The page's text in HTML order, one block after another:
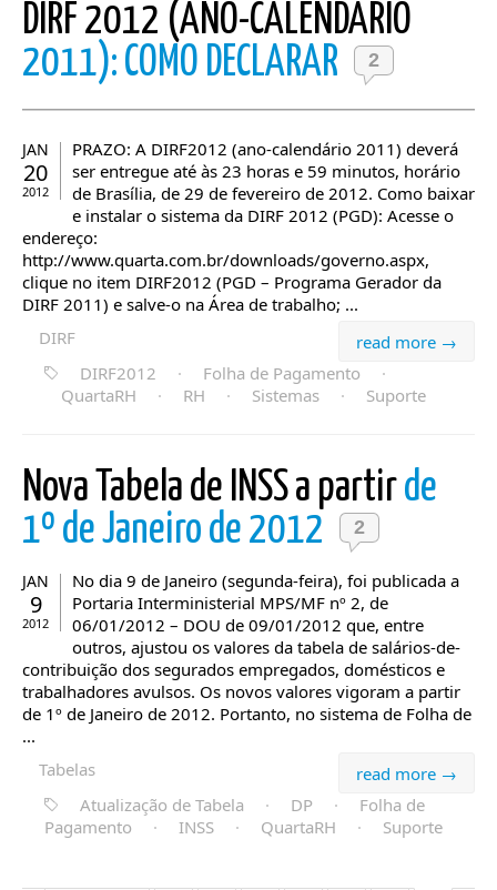
DIRF 2012 (ANO-CALENDÁRIO
2011): COMO DECLARAR
2
JAN
20
2012
PRAZO: A DIRF2012 (ano-calendário 2011) deverá
ser entregue até às 23 horas e 59 minutos, horário
de Brasília, de 29 de fevereiro de 2012. Como baixar
e instalar o sistema da DIRF 2012 (PGD): Acesse o
endereço:
http://www.quarta.com.br/downloads/governo.aspx,
clique no item DIRF2012 (PGD – Programa Gerador da
DIRF 2011) e salve-o na Área de trabalho; ...
read more →
DIRF
DIRF2012
· Folha de Pagamento
·
QuartaRH
· RH · Sistemas · Suporte
Nova Tabela de INSS a partirde
1º de Janeiro de 2012
2
JAN
9
2012
No dia 9 de Janeiro (segunda-feira), foi publicada a
Portaria Interministerial MPS/MF nº 2, de
06/01/2012 – DOU de 09/01/2012 que, entre
outros, ajustou os valores da tabela de salários-de-
contribuição dos segurados empregados, domésticos e
trabalhadores avulsos. Os novos valores vigoram a partir
de 1º de Janeiro de 2012. Portanto, no sistema de Folha de
...
read more →
Tabelas
Atualização de Tabela
· DP ·
Folha de
Pagamento
· INSS · QuartaRH · Suporte